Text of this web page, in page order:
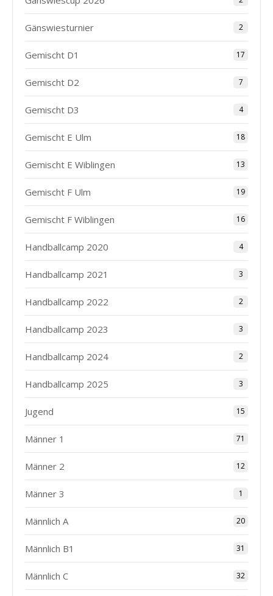
Gänswiesturnier 2
Gemischt D1 17
Gemischt D2 7
Gemischt D3 4
Gemischt E Ulm 18
Gemischt E Wiblingen 13
Gemischt F Ulm 19
Gemischt F Wiblingen 16
Handballcamp 2020 4
Handballcamp 2021 3
Handballcamp 2022 2
Handballcamp 2023 3
Handballcamp 2024 2
Handballcamp 2025 3
Jugend 15
Männer 1 71
Männer 2 12
Männer 3 1
Männlich A 20
Männlich B1 31
Männlich C 32